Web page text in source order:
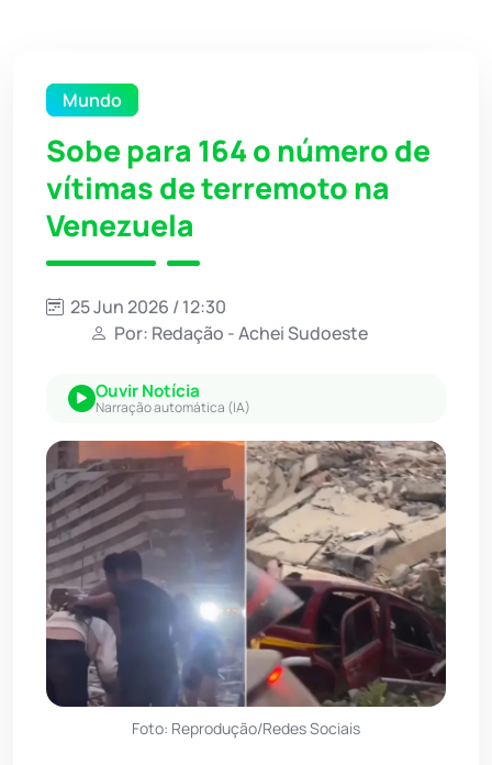
Mundo
Sobe para 164 o número de
vítimas de terremoto na
Venezuela
25 Jun 2026 / 12:30
Por: Redação - Achei Sudoeste
Ouvir Notícia
Narração automática (IA)
Foto: Reprodução/Redes Sociais